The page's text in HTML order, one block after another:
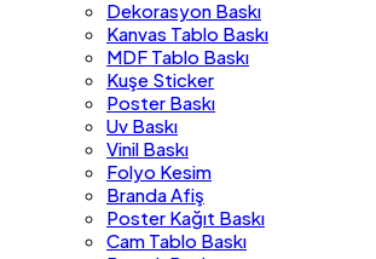
Dekorasyon Baskı
Kanvas Tablo Baskı
MDF Tablo Baskı
Kuşe Sticker
Poster Baskı
Uv Baskı
Vinil Baskı
Folyo Kesim
Branda Afiş
Poster Kağıt Baskı
Cam Tablo Baskı